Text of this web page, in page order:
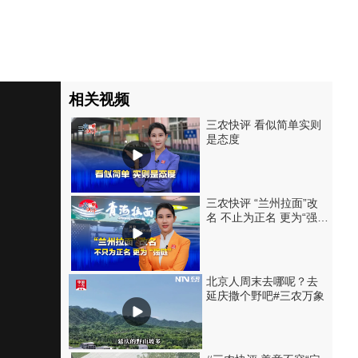
相关视频
三农快评 看似简单实则
是态度
三农快评 “兰州拉面”改
名 不止为正名 更为“强
北京人周末去哪呢？去
延庆撒个野吧#三农万象